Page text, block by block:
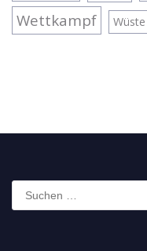
Wettkampf Wüste
Suchen
nach: